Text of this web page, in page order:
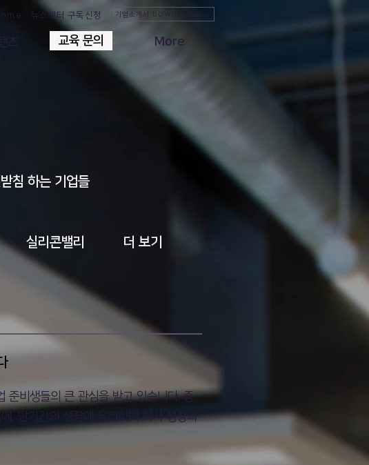
뉴스레터 구독신청 기업소개서 DOWNLOAD
츠 교육 문의 More
교육 문의
침 하는 기업들
실리콘밸리 더 보기
준비생들의 큰 관심을 받고 있습니다. 중
, 단기간의 성장에 유리하며 회사 성장과